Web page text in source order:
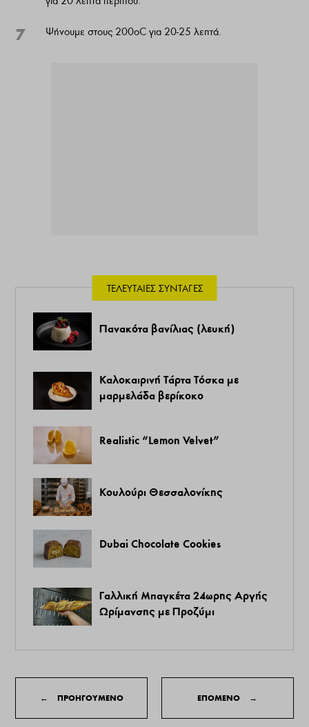
7 Ψήνουμε στους 200οC για 20-25 λεπτά.
ΤΕΛΕΥΤΑΊΕΣ ΣΥΝΤΑΓΈΣ
Πανακότα βανίλιας (λευκή)
Καλοκαιρινή Τάρτα Τόσκα με
μαρμελάδα βερίκοκο
Realistic “Lemon Velvet”
Κουλούρι Θεσσαλονίκης
Dubai Chocolate Cookies
Γαλλική Μπαγκέτα 24ωρης Αργής
Ωρίμανσης με Προζύμι
← ΠΡΟΗΓΟΥΜΕΝΟ ΕΠΟΜΕΝΟ →